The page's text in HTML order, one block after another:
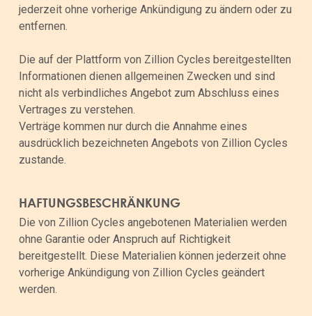
jederzeit ohne vorherige Ankündigung zu ändern oder zu
entfernen.
Die auf der Plattform von Zillion Cycles bereitgestellten
Informationen dienen allgemeinen Zwecken und sind
nicht als verbindliches Angebot zum Abschluss eines
Vertrages zu verstehen.
Verträge kommen nur durch die Annahme eines
ausdrücklich bezeichneten Angebots von Zillion Cycles
zustande.
HAFTUNGSBESCHRÄNKUNG
Die von Zillion Cycles angebotenen Materialien werden
ohne Garantie oder Anspruch auf Richtigkeit
bereitgestellt. Diese Materialien können jederzeit ohne
vorherige Ankündigung von Zillion Cycles geändert
werden.